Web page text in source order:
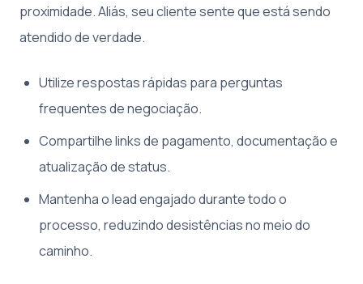
proximidade. Aliás, seu cliente sente que está sendo
atendido de verdade.
Utilize respostas rápidas para perguntas
frequentes de negociação.
Compartilhe links de pagamento, documentação e
atualização de status.
Mantenha o lead engajado durante todo o
processo, reduzindo desistências no meio do
caminho.